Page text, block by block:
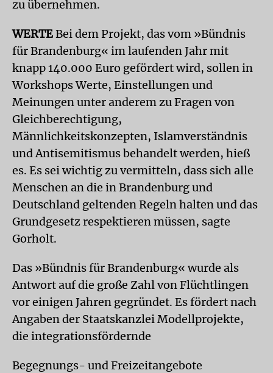
zu übernehmen.
WERTEBei dem Projekt, das vom »Bündnis
für Brandenburg« im laufenden Jahr mit
knapp 140.000 Euro gefördert wird, sollen in
Workshops Werte, Einstellungen und
Meinungen unter anderem zu Fragen von
Gleichberechtigung,
Männlichkeitskonzepten, Islamverständnis
und Antisemitismus behandelt werden, hieß
es. Es sei wichtig zu vermitteln, dass sich alle
Menschen an die in Brandenburg und
Deutschland geltenden Regeln halten und das
Grundgesetz respektieren müssen, sagte
Gorholt.
Das »Bündnis für Brandenburg« wurde als
Antwort auf die große Zahl von Flüchtlingen
vor einigen Jahren gegründet. Es fördert nach
Angaben der Staatskanzlei Modellprojekte,
die integrationsfördernde
Begegnungs- und Freizeitangebote